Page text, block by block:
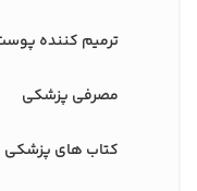
ترمیم کننده
مصرفی پزشکی
کتاب های پزشکی